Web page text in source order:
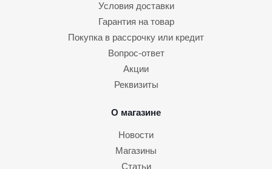
Условия доставки
Гарантия на товар
Покупка в рассрочку или кредит
Вопрос-ответ
Акции
Реквизиты
О магазине
Новости
Магазины
Статьи